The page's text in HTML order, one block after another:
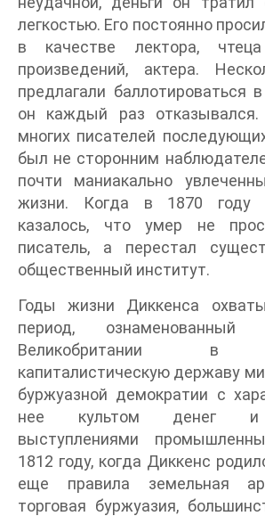
легкостью. Его постоянно
в качестве лектора,
произведений, актера.
предлагали баллотироваться
он каждый раз
многих писателей
был не сторонним
почти маниакально
жизни. Когда в 1870 году
казалось, что умер не
писатель, а перестал
общественный институт.
Годы жизни Диккенса
период, ознаменованный
Великобритании в
капиталистическую державу
буржуазной демократии с
нее культом денег и
выступлениями
1812 году, когда Диккенс
еще правила земельная
торговая буржуазия,